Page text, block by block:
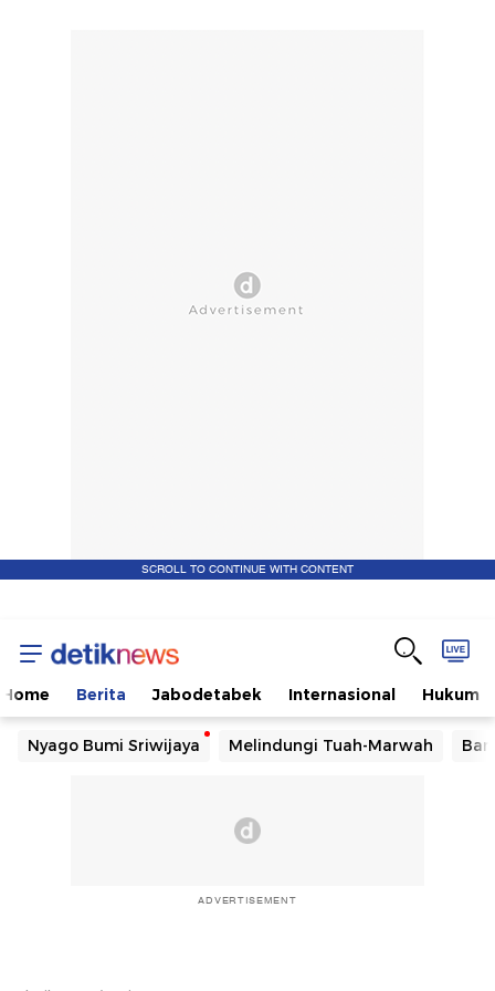
SCROLL TO CONTINUE WITH CONTENT
Home Berita Jabodetabek Internasional Hukum
Nyago Bumi Sriwijaya Melindungi Tuah-Marwah
ADVERTISEMENT